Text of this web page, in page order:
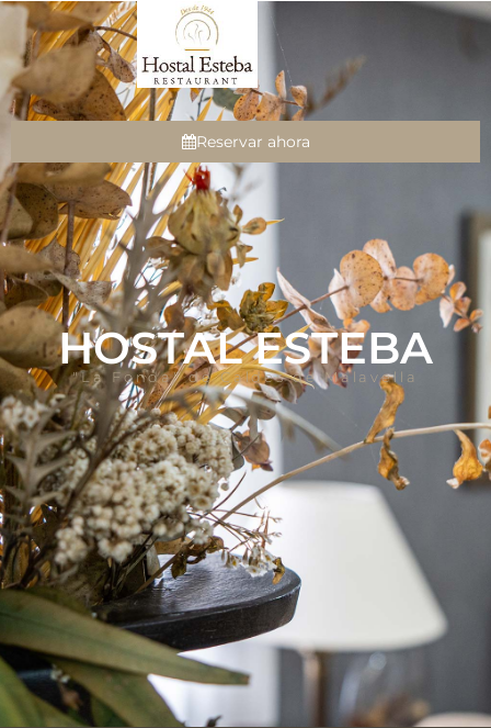
Reservar ahora
HOSTAL ESTEBA
"La Fonda" de Caldes de Malavella